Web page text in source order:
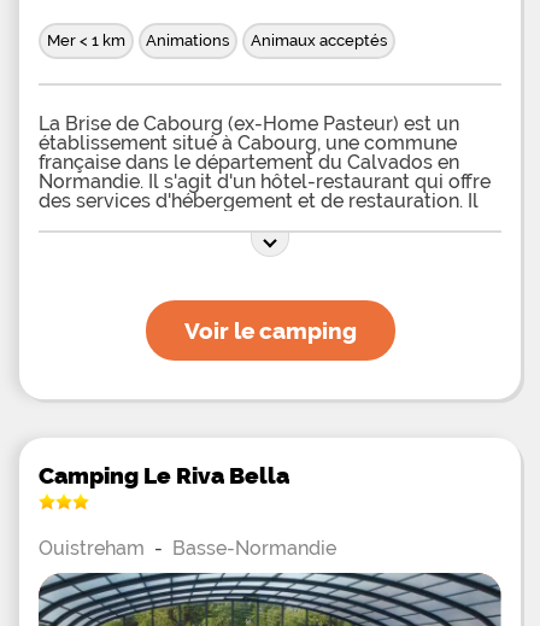
Mer < 1 km Animations Animaux acceptés
La Brise de Cabourg (ex-Home Pasteur) est un
établissement situé à Cabourg, une commune
française dans le département du Calvados en
Normandie. Il s'agit d'un hôtel-restaurant qui offre
des services d'hébergement et de restauration. Il
Cabourg. Vous pouvez vous y rendre pour profiter
d'un séjour paisible et agréable dans cette
Voir le camping
Camping Le Riva Bella
Ouistreham - Basse-Normandie